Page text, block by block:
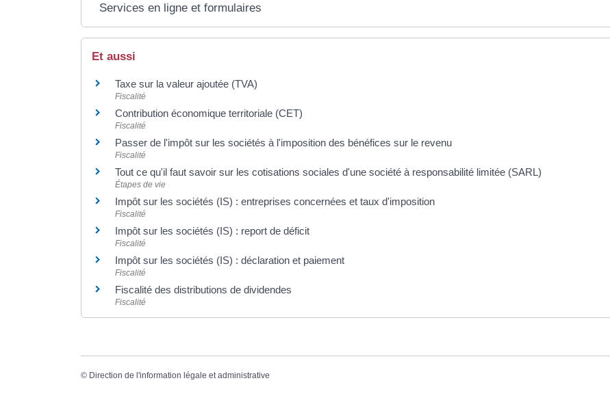
Services en ligne et formulaires
Et aussi
Taxe sur la valeur ajoutée (TVA)
Fiscalité
Contribution économique territoriale (CET)
Fiscalité
Passer de l'impôt sur les sociétés à l'imposition des bénéfices sur le revenu
Fiscalité
Tout ce qu'il faut savoir sur les cotisations sociales d'une société à responsabilité limitée (SARL)
Étapes de vie
Impôt sur les sociétés (IS) : entreprises concernées et taux d'imposition
Fiscalité
Impôt sur les sociétés (IS) : report de déficit
Fiscalité
Impôt sur les sociétés (IS) : déclaration et paiement
Fiscalité
Fiscalité des distributions de dividendes
Fiscalité
© Direction de l'information légale et administrative